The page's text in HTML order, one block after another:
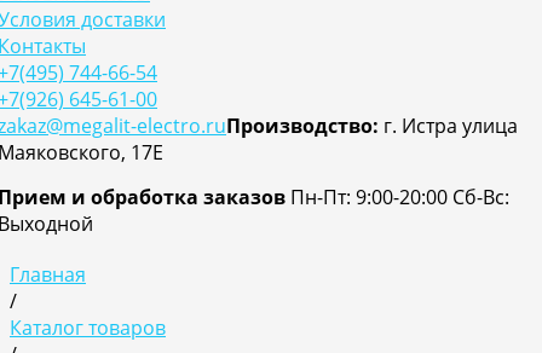
доставки
744-66-54
645-61-00
electro.ruПроизводство: г. Истра улица
17Е
и обработка заказов Пн-Пт: 9:00-20:00 Cб-Вс:
Главная
/
Каталог товаров